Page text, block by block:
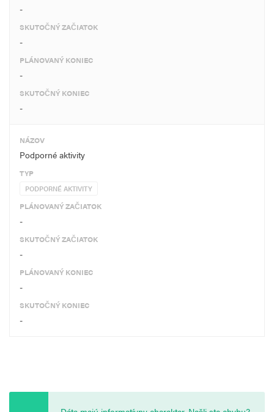
-
SKUTOČNÝ ZAČIATOK
-
PLÁNOVANÝ KONIEC
-
SKUTOČNÝ KONIEC
-
NÁZOV
Podporné aktivity
TYP
PODPORNÉ AKTIVITY
PLÁNOVANÝ ZAČIATOK
-
SKUTOČNÝ ZAČIATOK
-
PLÁNOVANÝ KONIEC
-
SKUTOČNÝ KONIEC
-